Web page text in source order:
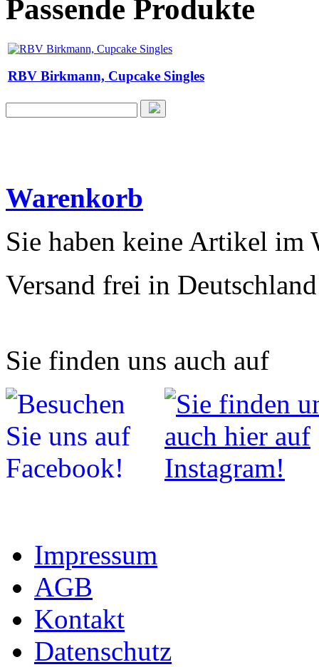
Passende Produkte
RBV Birkmann, Cupcake Singles
Warenkorb
Sie haben keine Artikel im
Versand frei in
Sie finden uns auch auf
Impressum
AGB
Kontakt
Datenschutz